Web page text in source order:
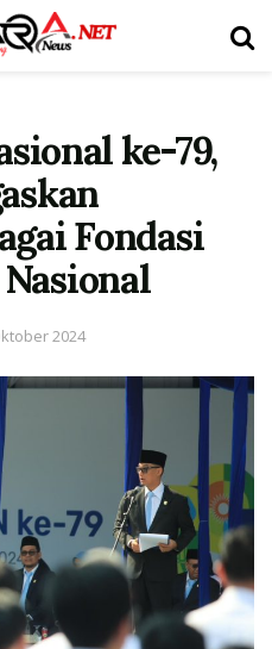
ke-79,
Fondasi
2024